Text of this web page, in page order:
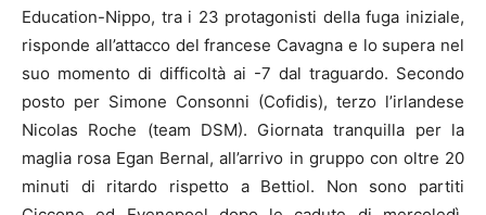
Education-Nippo, tra i 23 protagonisti della fuga iniziale,
risponde all’attacco del francese Cavagna e lo supera nel
suo momento di difficoltà ai -7 dal traguardo. Secondo
posto per Simone Consonni (Cofidis), terzo l’irlandese
Nicolas Roche (team DSM). Giornata tranquilla per la
maglia rosa Egan Bernal, all’arrivo in gruppo con oltre 20
minuti di ritardo rispetto a Bettiol. Non sono partiti